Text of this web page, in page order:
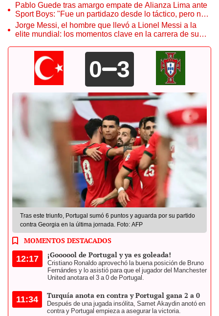
Pablo Guede tras amargo empate de Alianza Lima ante
Sport Boys: "Fue un partidazo desde lo táctico, pero no
jugamos bien"
Jorge Messi, el hombre que llevó a Lionel Messi a la
elite mundial: los momentos clave en la carrera de su
0 3
Tras este triunfo, Portugal sumó 6 puntos y aguarda por su partido
contra Georgia en la última jornada. Foto: AFP
MOMENTOS DESTACADOS
12:17 ¡Goooool de Portugal y ya es goleada!
Cristiano Ronaldo aprovechó la buena posición de Bruno
Fernándes y lo asistió para que el jugador del Manchester
United anotara el 3 a 0 de Portugal.
11:34 Turquía anota en contra y Portugal gana 2 a 0
Después de una jugada insólita, Samet Akaydin anotó en
contra y Portugal empieza a asegurar la victoria.